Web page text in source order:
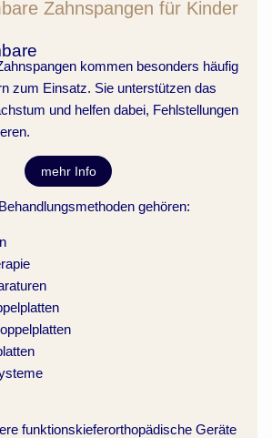
Zahnspangen für Kinder
kommen besonders häufig
zum Einsatz. Sie unterstützen das
und helfen dabei, Fehlstellungen
mehr Info
gehören:
funktionskieferorthopädische Geräte